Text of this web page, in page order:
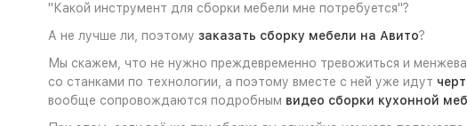
"Какой инструмент для сборки мебели мне потребуется"?
А не лучше ли, поэтому заказать сборку мебели на Авито?
Мы скажем, что не нужно преждевременно тревожиться и
со станками по технологии, а поэтому вместе с ней уже идут
вообще сопровождаются подробным видео сборки кухонной